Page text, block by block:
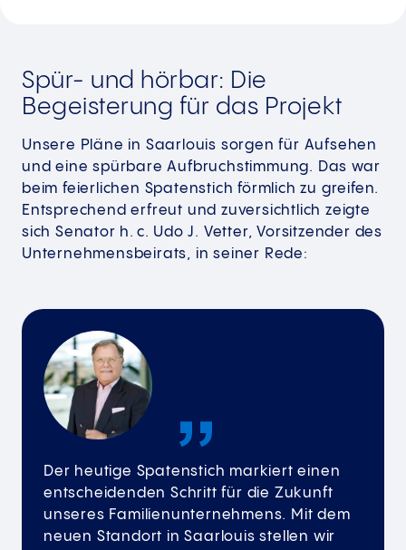
Spür- und hörbar: Die
Begeisterung für das Projekt
Unsere Pläne in Saarlouis sorgen für Aufsehen
und eine spürbare Aufbruchstimmung. Das war
beim feierlichen Spatenstich förmlich zu greifen.
Entsprechend erfreut und zuversichtlich zeigte
sich Senator h. c. Udo J. Vetter, Vorsitzender des
Unternehmensbeirats, in seiner Rede:
Der heutige Spatenstich markiert einen
entscheidenden Schritt für die Zukunft
unseres Familienunternehmens. Mit dem
neuen Standort in Saarlouis stellen wir